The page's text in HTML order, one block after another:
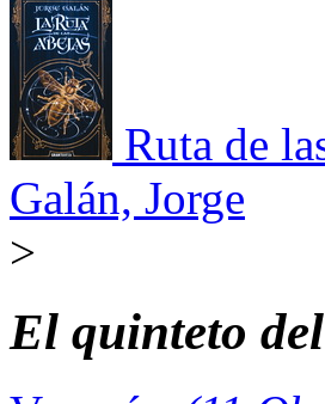
Ruta de
Galán, Jorge
>
El quinteto